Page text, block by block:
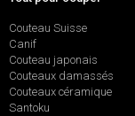
Couteau Suisse
Canif
Couteau japonais
Couteaux damassés
Couteaux céramique
Santoku